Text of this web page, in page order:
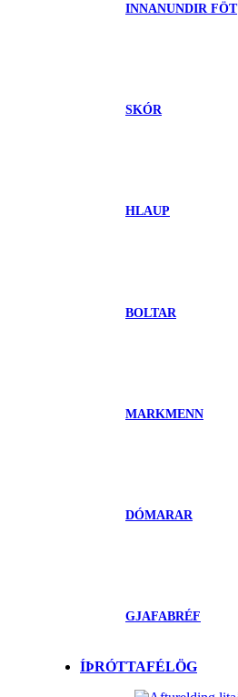
INNANUNDIR FÖT
SKÓR
HLAUP
BOLTAR
MARKMENN
DÓMARAR
GJAFABRÉF
ÍÞRÓTTAFÉLÖG